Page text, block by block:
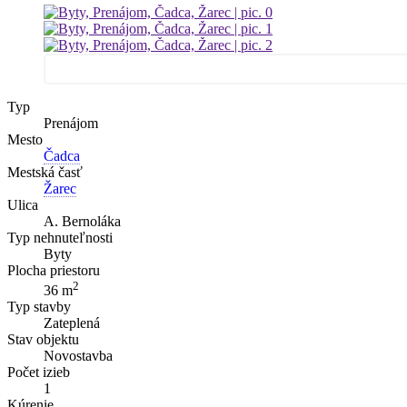
Typ
Prenájom
Mesto
Čadca
Mestská časť
Žarec
Ulica
A. Bernoláka
Typ nehnuteľnosti
Byty
Plocha priestoru
36 m2
Typ stavby
Zateplená
Stav objektu
Novostavba
Počet izieb
1